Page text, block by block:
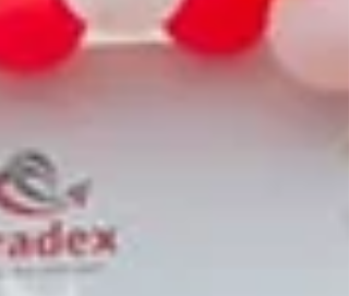
presentación de planes ministeriales, en la
que los titulares de T